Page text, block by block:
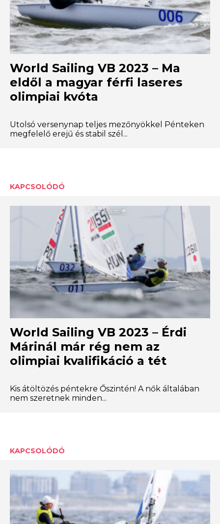
World Sailing VB 2023 – Ma
eldől a magyar férfi laseres
olimpiai kvóta
Utolsó versenynap teljes mezőnyökkel Pénteken
megfelelő erejű és stabil szél...
KAPCSOLÓDÓ
World Sailing VB 2023 – Érdi
Márinál már rég nem az
olimpiai kvalifikáció a tét
Kis átöltözés péntekre Őszintén! A nők általában
nem szeretnek minden...
KAPCSOLÓDÓ